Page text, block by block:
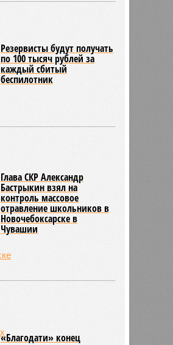
Резервисты будут получать
по 100 тысяч рублей за
каждый сбитый
беспилотник
Глава СКР Александр
Бастрыкин взял на
контроль массовое
отравление школьников в
Новочебоксарске в
Чувашии
«Благодати» конец